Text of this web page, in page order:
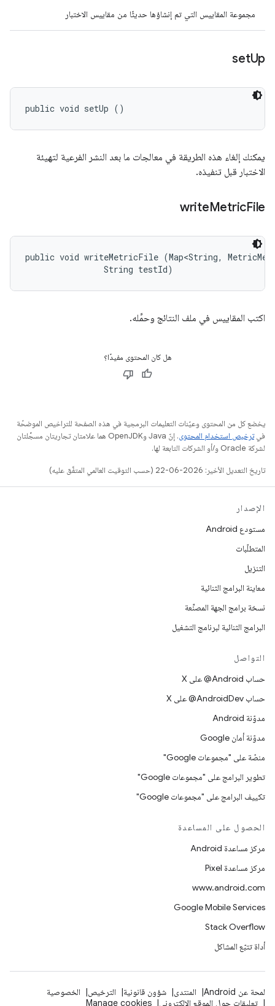
مجموعة المقاييس التي تم إنشاؤها حديثًا من مقاييس الاختبار
setUp
public void setUp ()
يمكنك إلغاء هذه الطريقة في معالجات ما بعد النشر الفرعية لتهيئة
الاختبار قبل تنفيذه.
writeMetricFile
public void writeMetricFile (Map<String,
                String testId)
اكتب المقاييس في ملف النتائج وحمِّله.
هل كان المحتوى مفيدًا؟
يخضع كل من المحتوى وعيّنات التعليمات البرمجية في هذه الصفحة للتراخيص الموضحّة
فيترخيص استخدام المحتوى
. إنّ Java وOpenJDK هما علامتان تجاريتان مسجَّلتان
لشركة Oracle و/أو الشركات التابعة لها.
تاريخ التعديل الأخير: 2026-06-22 (حسب التوقيت العالمي المتفَّق عليه)
الإصدار
مستودع Android
المتطلّبات
التنزيل
معاينة البرامج الثنائية
نسخة برامج الجهة المصنِّعة
البرامج الثنائية لبرنامج التشغيل
التواصل
حساب ‎@Android على X
حساب ‎@AndroidDev على X
مدوّنة Android
مدوّنة أمان Google
منصّة على "مجموعات Google"
تطوير البرامج على "مجموعات Google"
تكييف البرامج على "مجموعات Google"
الحصول على المساعدة
مركز مساعدة Android
مركز مساعدة Pixel
www.android.com
Google Mobile Services
Stack Overflow
أداة تتبّع المشاكل
لمحة عن Android المنتدى شؤون قانونية الترخيص
الخصوصية
تعليقات حول الموقع الإلكتروني
Manage cookies